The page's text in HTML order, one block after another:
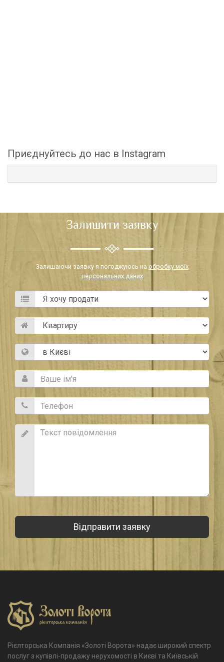
Приєднуйтесь до нас в Instagram
Залишити заявку
Залишаючи заявку я погоджуюсь на обробку моїх
персональних даних
Рієлторська Компанія «Золоті Ворота» надає широкий спектр
послуг з купівлі-продажу нерухомості в Києві та Київській